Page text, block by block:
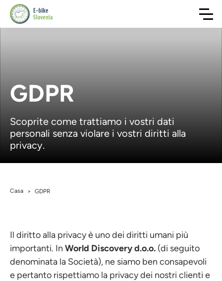
GDPR
Scoprite come trattiamo i vostri dati
personali senza violare i vostri diritti alla
privacy.
Casa > GDPR
Il diritto alla privacy è uno dei diritti umani più
importanti. In World Discovery d.o.o. (di seguito
denominata la Società), ne siamo ben consapevoli
e pertanto rispettiamo la privacy dei nostri clienti e